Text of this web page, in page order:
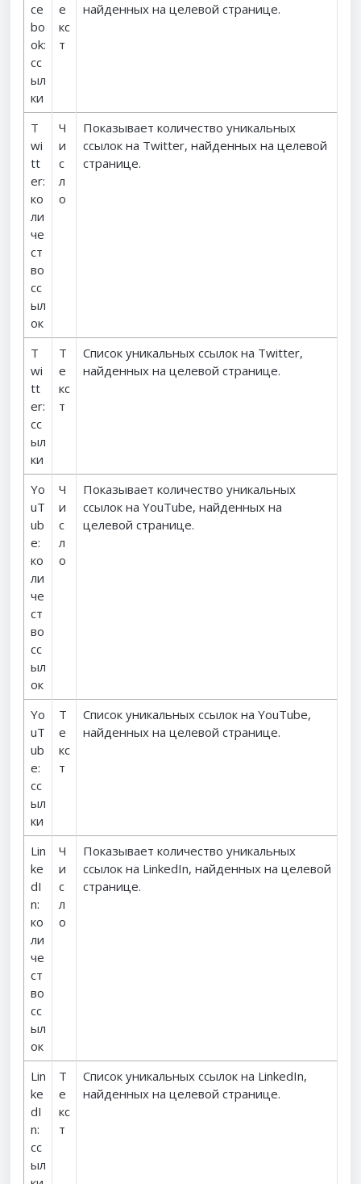
ce
bo
ok:
сс
ыл
ки
е
кс
т
найденных на целевой странице.
T
wi
tt
er:
ко
ли
че
ст
во
сс
ыл
ок
Ч
и
с
л
о
Показывает количество уникальных
ссылок на Twitter, найденных на целевой
странице.
T
wi
tt
er:
сс
ыл
ки
Т
е
кс
т
Список уникальных ссылок на Twitter,
найденных на целевой странице.
Yo
uT
ub
e:
ко
ли
че
ст
во
сс
ыл
ок
Ч
и
с
л
о
Показывает количество уникальных
ссылок на YouTube, найденных на
целевой странице.
Yo
uT
ub
e:
сс
ыл
ки
Т
е
кс
т
Список уникальных ссылок на YouTube,
найденных на целевой странице.
Lin
ke
dI
n:
ко
ли
че
ст
во
сс
ыл
ок
Ч
и
с
л
о
Показывает количество уникальных
ссылок на LinkedIn, найденных на целевой
странице.
Lin
ke
dI
n:
сс
ыл
Т
е
кс
т
Список уникальных ссылок на LinkedIn,
найденных на целевой странице.